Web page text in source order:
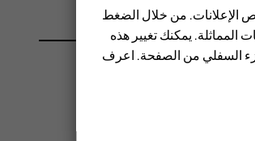
الإعلانات. من خلال الضغط
المماثلة. يمكنك تغيير هذه
السفلي من الصفحة. اعرف